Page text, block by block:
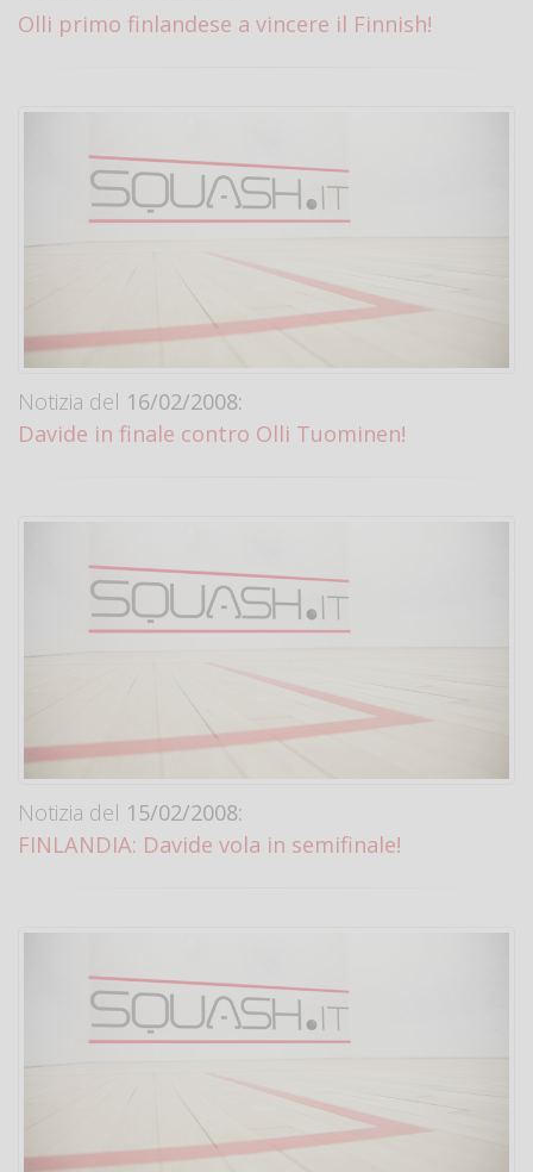
Olli primo finlandese a vincere il Finnish!
Notizia del 16/02/2008:
Davide in finale contro Olli Tuominen!
Notizia del 15/02/2008:
FINLANDIA: Davide vola in semifinale!